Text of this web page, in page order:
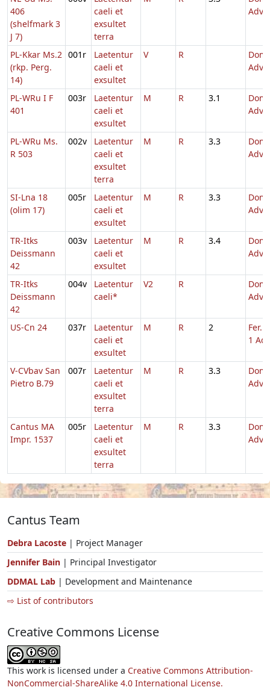
406
(shelfmark 3
J 7)
caeli et
exsultet
terra
PL-Kkar Ms.2
(rkp. Perg.
14)
001r
Laetentur
caeli et
exsultet
V R
PL-WRu I F
401
003r
Laetentur
caeli et
exsultet
M R 3.1
PL-WRu Ms.
R 503
002v
Laetentur
caeli et
exsultet
terra
M R 3.3
SI-Lna 18
(olim 17)
005r
Laetentur
caeli et
exsultet
M R 3.3
TR-Itks
Deissmann
42
003v
Laetentur
caeli et
exsultet
M R 3.4
TR-Itks
Deissmann
42
004v
Laetentur
caeli*
V2 R
US-Cn 24 037r
Laetentur
caeli et
exsultet
M R 2
Fer.
1
V-CVbav San
Pietro B.79
007r
Laetentur
caeli et
exsultet
terra
M R 3.3
Cantus MA
Impr. 1537
005r
Laetentur
caeli et
exsultet
terra
M R 3.3
Cantus Team
Debra Lacoste | Project Manager
Jennifer Bain | Principal Investigator
DDMAL Lab | Development and Maintenance
⇨ List of contributors
Creative Commons License
This work is licensed under a Creative Commons Attribution-
NonCommercial-ShareAlike 4.0 International License.